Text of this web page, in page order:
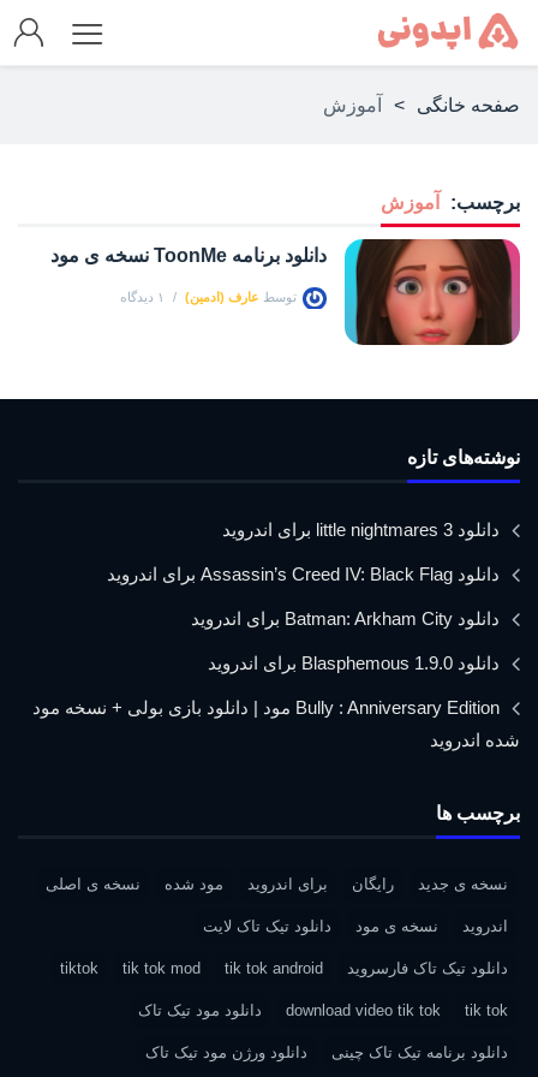
صفحه خانگی > آموزش
برچسب: آموزش
دانلود برنامه ToonMe نسخه ی مود
توسط عارف (ادمین) ۱ دیدگاه
نوشته‌های تازه
دانلود little nightmares 3 برای اندروید
دانلود Assassin’s Creed IV: Black Flag برای اندروید
دانلود Batman: Arkham City برای اندروید
دانلود Blasphemous 1.9.0 برای اندروید
Bully : Anniversary Edition مود | دانلود بازی بولی + نسخه مود
شده اندروید
برچسب ها
نسخه ی جدید رایگان برای اندروید مود شده نسخه ی اصلی
اندروید نسخه ی مود دانلود تیک تاک لایت
دانلود تیک تاک فارسروید tik tok android
tik tok mod
tiktok
tik tok
download video tik tok دانلود مود تیک تاک
دانلود برنامه تیک تاک چینی دانلود ورژن مود تیک تاک